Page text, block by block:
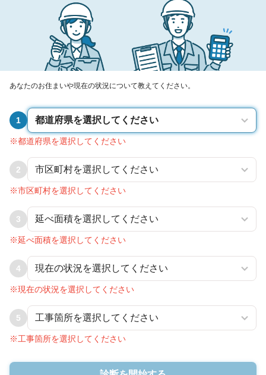
あなたのお住まいや現在の状況について教えてください。
1
※都道府県を選択してください
2
※市区町村を選択してください
3
※延べ面積を選択してください
4
※現在の状況を選択してください
5
※工事箇所を選択してください